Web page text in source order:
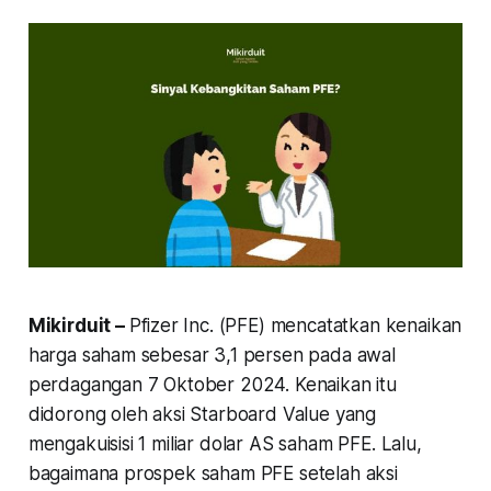
Mikirduit – Pfizer Inc. (PFE) mencatatkan kenaikan
harga saham sebesar 3,1 persen pada awal
perdagangan 7 Oktober 2024. Kenaikan itu
didorong oleh aksi Starboard Value yang
mengakuisisi 1 miliar dolar AS saham PFE. Lalu,
bagaimana prospek saham PFE setelah aksi